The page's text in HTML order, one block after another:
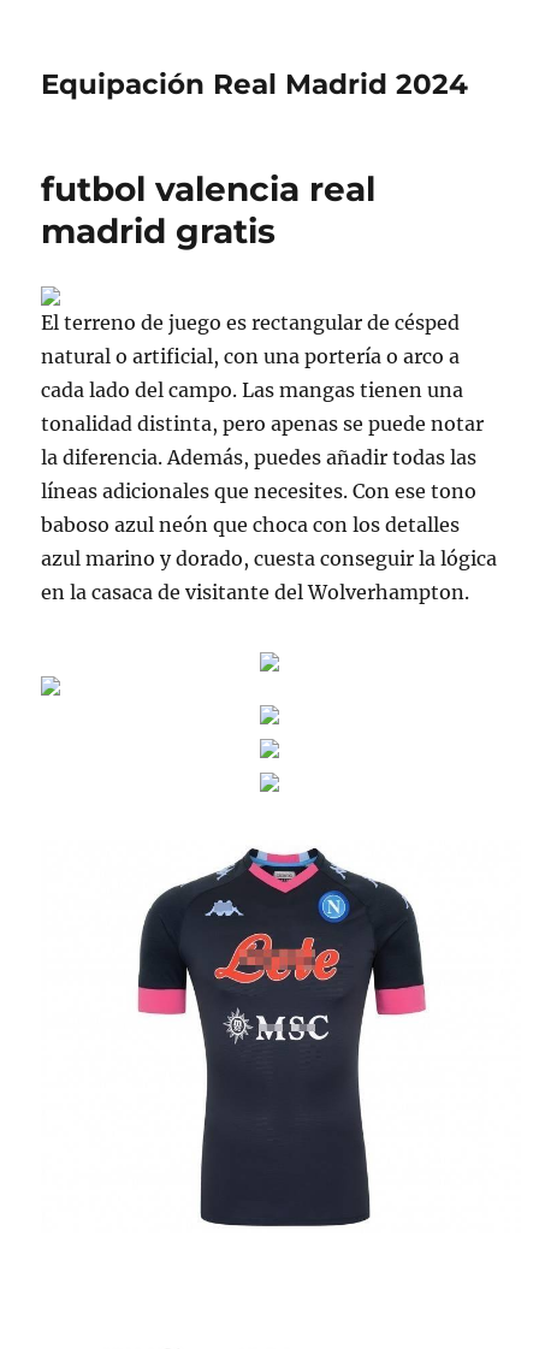
Equipación Real Madrid 2024
futbol valencia real
madrid gratis
El terreno de juego es rectangular de césped
natural o artificial, con una portería o arco a
cada lado del campo. Las mangas tienen una
tonalidad distinta, pero apenas se puede notar
la diferencia. Además, puedes añadir todas las
líneas adicionales que necesites. Con ese tono
baboso azul neón que choca con los detalles
azul marino y dorado, cuesta conseguir la lógica
en la casaca de visitante del Wolverhampton.